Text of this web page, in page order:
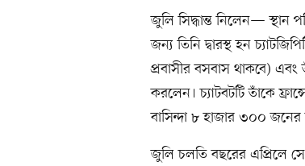
জুলি সিদ্ধান্ত নিলেন— স্থান
জন্য তিনি দ্বারস্থ হন
প্রবাসীর বসবাস থাকবে)
করলেন। চ্যাটবটটি তাঁকে
বাসিন্দা ৮ হাজার ৩০০
জুলি চলতি বছরের এপ্রিলে